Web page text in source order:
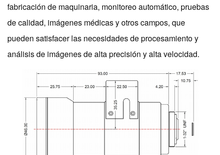
fabricación de maquinaria, monitoreo automático, pruebas
de calidad, imágenes médicas y otros campos, que
pueden satisfacer las necesidades de procesamiento y
análisis de imágenes de alta precisión y alta velocidad.